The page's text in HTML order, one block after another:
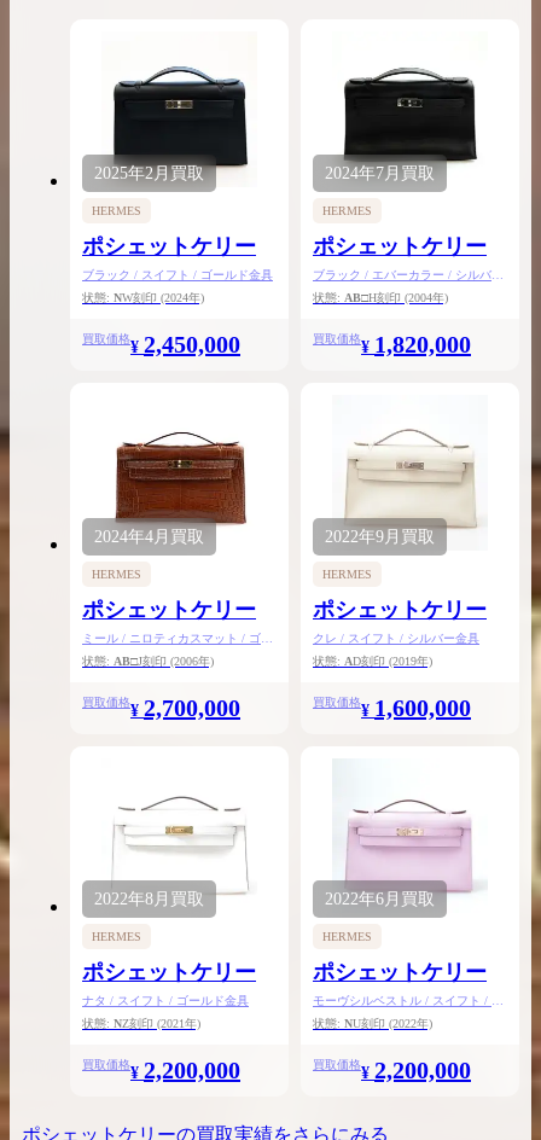
2025年2月買取
HERMES
ポシェットケリー
ブラック / スイフト / ゴールド金具
状態: NW刻印 (2024年)
買取価格¥ 2,450,000
2024年7月買取
HERMES
ポシェットケリー
ブラック / エバーカラー / シルバー
金具
状態: AB□H刻印 (2004年)
買取価格¥ 1,820,000
2024年4月 買取
HERMES
ポシェットケリー
ミール / ニロティカスマット / ゴー
ルド金具
状態: AB□J刻印 (2006年)
買取価格¥ 2,700,000
2022年9月 買取
HERMES
ポシェットケリー
クレ / スイフト / シルバー金具
状態: AD刻印 (2019年)
買取価格¥ 1,600,000
2022年8月 買取
HERMES
ポシェットケリー
ナタ / スイフト / ゴールド金具
状態: NZ刻印 (2021年)
買取価格¥ 2,200,000
2022年6月 買取
HERMES
ポシェットケリー
モーヴシルベストル / スイフト / ロ
ーズゴールド金具
状態: NU刻印 (2022年)
買取価格¥ 2,200,000
ポシェットケリーの買取実績をさらにみる